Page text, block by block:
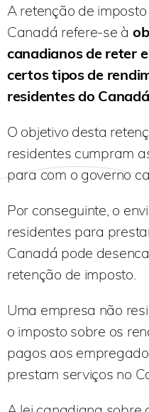
A retenção de
Canadá refere-se à
canadianos de reter
certos tipos de
residentes do Canadá
O objetivo desta
residentes cumpram
para com o governo
Por conseguinte, o
residentes para
Canadá pode
retenção de imposto.
Uma empresa não
o imposto sobre os
pagos aos
prestam serviços no